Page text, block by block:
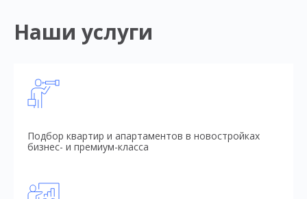
Наши услуги
Подбор квартир и апартаментов в новостройках
бизнес- и премиум-класса